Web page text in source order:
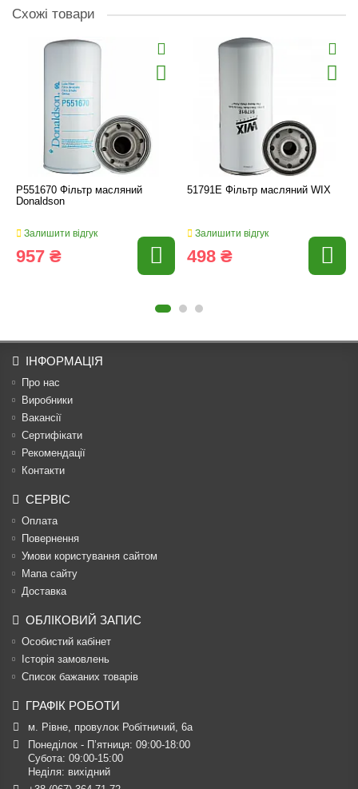
Схожі товари
P551670 Фільтр масляний
Donaldson
Залишити відгук
957 ₴
51791E Фільтр масляний WIX
Залишити відгук
498 ₴
ІНФОРМАЦІЯ
Про нас
Виробники
Вакансії
Сертифікати
Рекомендації
Контакти
СЕРВІС
Оплата
Повернення
Умови користування сайтом
Мапа сайту
Доставка
ОБЛІКОВИЙ ЗАПИС
Особистий кабінет
Історія замовлень
Список бажаних товарів
ГРАФІК РОБОТИ
м. Рівне, провулок Робітничий, 6а
Понеділок - П’ятниця: 09:00-18:00
Субота: 09:00-15:00
Неділя: вихідний